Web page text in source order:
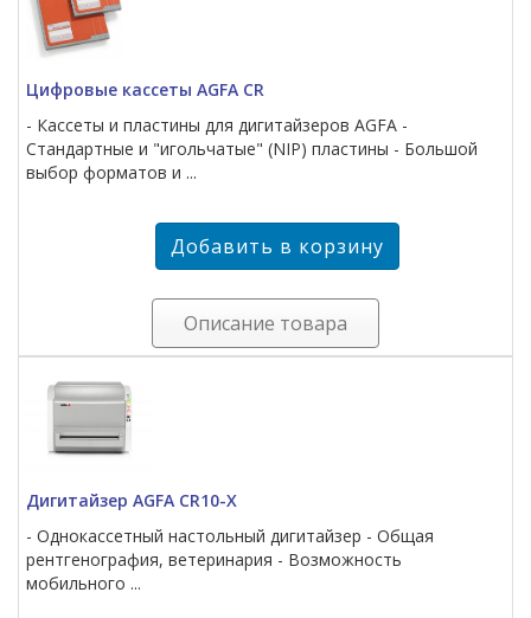
Цифровые кассеты AGFA CR
- Кассеты и пластины для дигитайзеров AGFA -
Стандартные и "игольчатые" (NIP) пластины - Большой
выбор форматов и ...
Описание товара
Дигитайзер AGFA CR10-X
- Однокассетный настольный дигитайзер - Общая
рентгенография, ветеринария - Возможность
мобильного ...